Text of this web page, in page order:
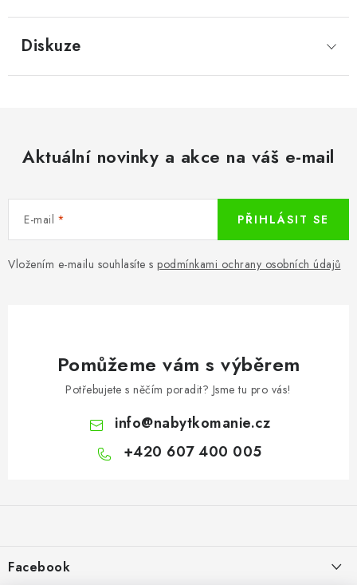
Diskuze
Aktuální novinky a akce na váš e-mail
E-mail
Vložením e-mailu souhlasíte s podmínkami ochrany osobních údajů
PŘIHLÁSIT SE
Pomůžeme vám s výběrem
Potřebujete s něčím poradit? Jsme tu pro vás!
info@nabytkomanie.cz
+420 607 400 005
aFacebook